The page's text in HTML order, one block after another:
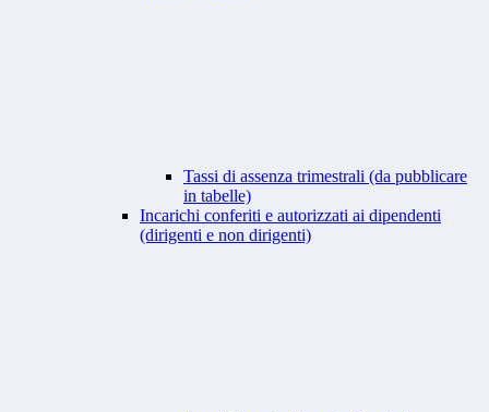
Tassi di assenza trimestrali (da pubblicare
in tabelle)
Incarichi conferiti e autorizzati ai dipendenti
(dirigenti e non dirigenti)